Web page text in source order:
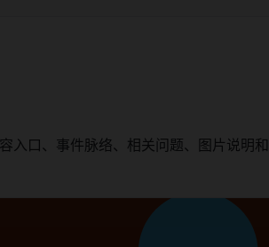
口、事件脉络、相关问题、图片说明和